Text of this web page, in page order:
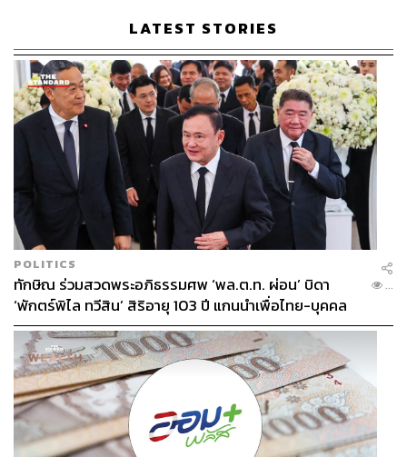
ตำแหน่งที่มันน้อยนะคะ คือทุกคนก็อยากจะมาเป็น
ครั้งแรกที่ก้าวเข้ามาทำงานในคลินิกเสริมความงาม ปกติเรา
ก็ไม่เคยได้คุยกับคนไข้ในรายละเอียดถึงความทุกข์กับสิ่งที่
เขาเห็นบนผิว คือเราก็เข้าใจทั่วไปแหละว่า โอเค มีสิว อยาก
รักษาสิว มีผื่น อยากรักษาผื่น แต่ในบางครั้งคนไข้ที่เข้ามา
เขามีปัญหาลึกไปกว่าสิ่งที่เราเห็น อันนั้นเป็นอันหนึ่งที่รู้สึกว่า
เคยใช้เวลาคุยกับคนไข้เคสแรกๆ เป็นชั่วโมง แค่คุยกับ
ประเด็นของเขาที่แบบว่า เออ อันนี้มันไม่ใช่แค่สิวกับสิ่งที่มัน
เกิด มันเกิดจากความเครียด การไม่ได้นอน เพราะมีปัญหากับ
ที่บ้าน ทะเลาะกันมา แล้วก็มีเรื่องค่าใช้จ่ายโน่นนี่นั่น
LATEST STORIES
POLITICS
ทักษิณ ร่วมสวดพระอภิธรรมศพ ‘พล.ต.ท. ผ่อน’ บิดา
‘พักตร์พิไล ทวีสิน’ สิริอายุ 103 ปี แกนนำเพื่อไทย-บุคคล
หลากวงการร่วมอาลัย
...